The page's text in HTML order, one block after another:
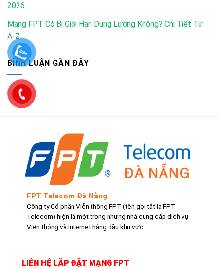
2026
Mạng FPT Có Bị Giới Hạn Dung Lượng Không? Chi Tiết Từ
A-Z
BÌNH LUẬN GẦN ĐÂY
FPT Telecom Đà Nẵng
Công ty Cổ phần Viễn thông FPT (tên gọi tắt là FPT
Telecom) hiện là một trong những nhà cung cấp dịch vụ
Viễn thông và Internet hàng đầu khu vực.
LIÊN HỆ LẮP ĐẶT MẠNG FPT